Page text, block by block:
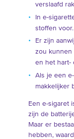
verslaafd
In e-
stoffen voor.
Er zijn
zou kunnen
en het hart-
Als je een
makkelijker
Een e-sigaret
zijn de
Maar er
hebben,